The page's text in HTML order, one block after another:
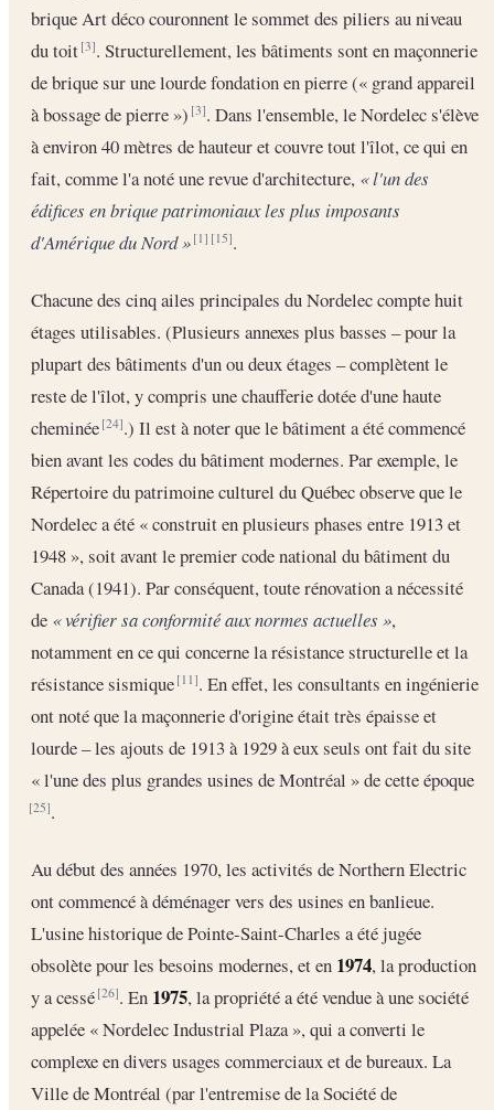
brique Art déco couronnent le sommet des piliers au niveau
du toit[3]. Structurellement, les bâtiments sont en maçonnerie
de brique sur une lourde fondation en pierre (« grand appareil
à bossage de pierre »)[3]. Dans l'ensemble, le Nordelec s'élève
à environ 40 mètres de hauteur et couvre tout l'îlot, ce qui en
fait, comme l'a noté une revue d'architecture, « l'un des
édifices en brique patrimoniaux les plus imposants
d'Amérique du Nord » [1] [15].
Chacune des cinq ailes principales du Nordelec compte huit
étages utilisables. (Plusieurs annexes plus basses – pour la
plupart des bâtiments d'un ou deux étages – complètent le
reste de l'îlot, y compris une chaufferie dotée d'une haute
cheminée[24].) Il est à noter que le bâtiment a été commencé
bien avant les codes du bâtiment modernes. Par exemple, le
Répertoire du patrimoine culturel du Québec observe que le
Nordelec a été « construit en plusieurs phases entre 1913 et
1948 », soit avant le premier code national du bâtiment du
Canada (1941). Par conséquent, toute rénovation a nécessité
de « vérifier sa conformité aux normes actuelles »,
notamment en ce qui concerne la résistance structurelle et la
résistance sismique[11]. En effet, les consultants en ingénierie
ont noté que la maçonnerie d'origine était très épaisse et
lourde – les ajouts de 1913 à 1929 à eux seuls ont fait du site
« l'une des plus grandes usines de Montréal » de cette époque
[25].
Au début des années 1970, les activités de Northern Electric
ont commencé à déménager vers des usines en banlieue.
L'usine historique de Pointe-Saint-Charles a été jugée
obsolète pour les besoins modernes, et en 1974, la production
y a cessé[26]. En 1975, la propriété a été vendue à une société
appelée « Nordelec Industrial Plaza », qui a converti le
complexe en divers usages commerciaux et de bureaux. La
Ville de Montréal (par l'entremise de la Société de